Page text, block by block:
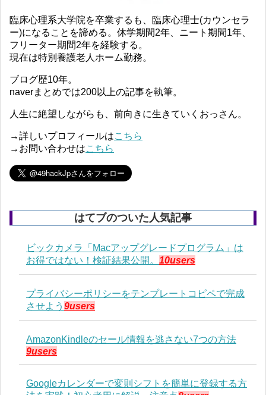
臨床心理系大学院を卒業するも、臨床心理士(カウンセラ
ー)になることを諦める。休学期間2年、ニート期間1年、
フリーター期間2年を経験する。
現在は特別養護老人ホーム勤務。
ブログ歴10年。
naverまとめでは200以上の記事を執筆。
人生に絶望しながらも、前向きに生きていくおっさん。
→詳しいプロフィールはこちら
→お問い合わせはこちら
はてブのついた人気記事
ビックカメラ「Macアップグレードプログラム」は
お得ではない！検証結果公開。 10users
プライバシーポリシーをテンプレートコピペで完成
させよう 9users
AmazonKindleのセール情報を逃さない7つの方法
9users
Googleカレンダーで変則シフトを簡単に登録する方